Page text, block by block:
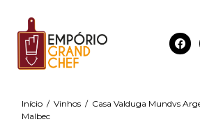
Início / Vinhos / Casa Valduga Mundvs
Malbec